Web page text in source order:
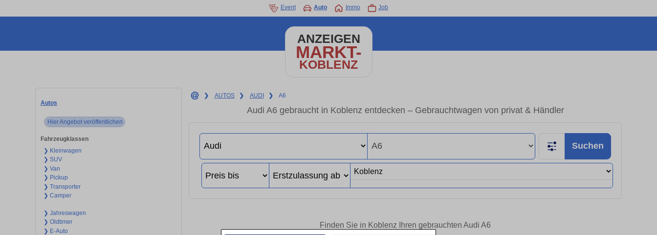
Event Auto Immo Job
ANZEIGEN
MARKT-
KOBLENZ
Autos
Hier Angebot veröffentlichen
Fahrzeugklassen
❯ Kleinwagen
❯ SUV
❯ Van
❯ Pickup
❯ Transporter
❯ Camper
❯ Jahreswagen
❯ Oldtimer
❯ E-Auto
❯ AUTOS ❯ AUDI ❯ A6
Audi A6 gebraucht in Koblenz entdecken – Gebrauchtwagen von privat & Händler
Suchen
Finden Sie in Koblenz Ihren gebrauchten Audi A6